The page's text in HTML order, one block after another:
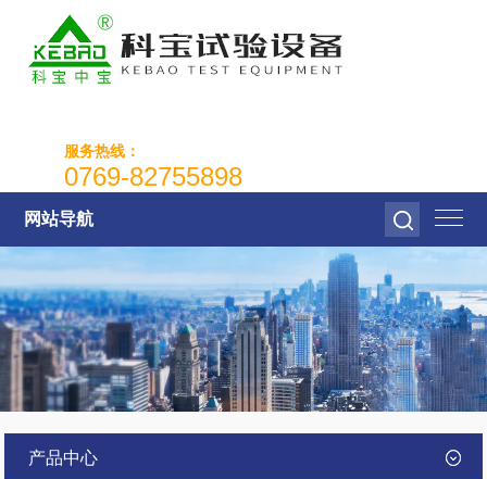
服务热线：
0769-82755898
网站导航
产品中心